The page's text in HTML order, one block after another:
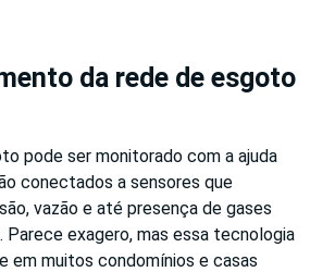
da rede de esgoto
pode ser monitorado com a ajuda
conectados a sensores que
vazão e até presença de gases
Parece exagero, mas essa tecnologia
em muitos condomínios e casas